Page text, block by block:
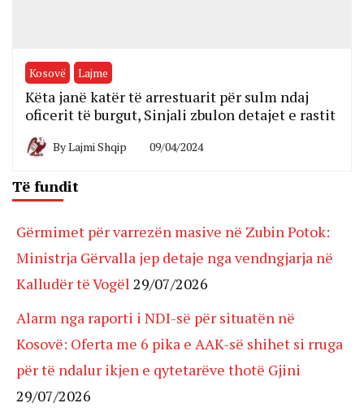
Kosovë Lajme
Këta janë katër të arrestuarit për sulm ndaj
oficerit të burgut, Sinjali zbulon detajet e rastit
ByLajmi Shqip 09/04/2024
Të fundit
Gërmimet për varrezën masive në Zubin Potok:
Ministrja Gërvalla jep detaje nga vendngjarja në
Kalludër të Vogël 29/07/2026
Alarm nga raporti i NDI-së për situatën në
Kosovë: Oferta me 6 pika e AAK-së shihet si rruga
për të ndalur ikjen e qytetarëve thotë Gjini
29/07/2026